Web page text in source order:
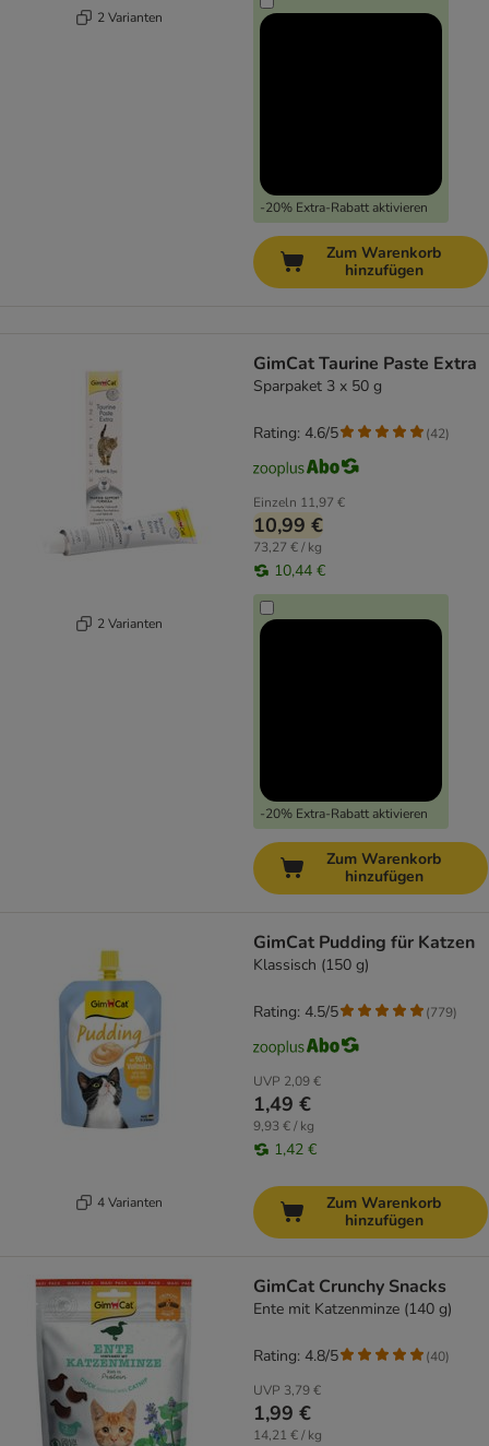
2 Varianten
-20% Extra-Rabatt aktivieren
Zum Warenkorb
hinzufügen
2 Varianten
GimCat Taurine Paste Extra
Sparpaket 3 x 50 g
Einzeln 11,97 €
10,99 €
73,27 € / kg
10,44 €
-20% Extra-Rabatt aktivieren
Rating: 4.6/5 (42)
Zum Warenkorb
hinzufügen
4 Varianten
GimCat Pudding für Katzen
Klassisch (150 g)
UVP 2,09 €
1,49 €
9,93 € / kg
1,42 €
Rating: 4.5/5 (779)
Zum Warenkorb
hinzufügen
GimCat Crunchy Snacks
Ente mit Katzenminze (140 g)
UVP 3,79 €
1,99 €
14,21 € / kg
Rating: 4.8/5 (40)